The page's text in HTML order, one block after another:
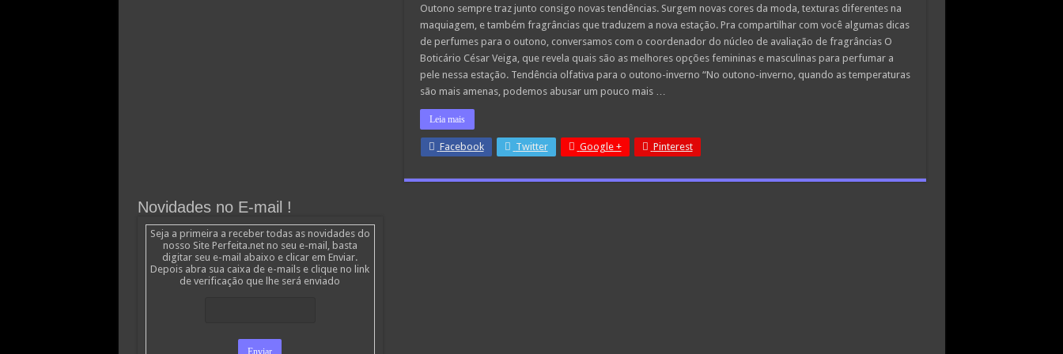
para
o
Outono/Inverno
Outono sempre traz junto consigo novas tendências. Surgem novas cores da moda, texturas diferentes na
maquiagem, e também fragrâncias que traduzem a nova estação. Pra compartilhar com você algumas dicas
de perfumes para o outono, conversamos com o coordenador do núcleo de avaliação de fragrâncias O
Boticário César Veiga, que revela quais são as melhores opções femininas e masculinas para perfumar a
pele nessa estação. Tendência olfativa para o outono-inverno “No outono-inverno, quando as temperaturas
são mais amenas, podemos abusar um pouco mais …
Leia mais
Facebook Twitter Google + Pinterest
Novidades no E-mail !
Seja a primeira a receber todas as novidades do
nosso Site Perfeita.net no seu e-mail, basta
digitar seu e-mail abaixo e clicar em Enviar.
Depois abra sua caixa de e-mails e clique no link
de verificação que lhe será enviado